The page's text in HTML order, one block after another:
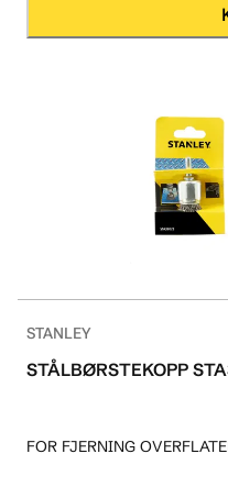
STANLEY
STÅLBØRSTEKOPP
FOR FJERNING